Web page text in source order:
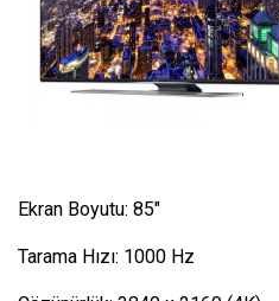
Ekran Boyutu: 85″
Tarama Hızı: 1000 Hz